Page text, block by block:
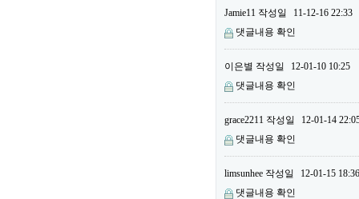
Jamie11 작성일
11-12-16 22:33
댓글내용 확인
이은별 작성일
12-01-10 10:25
댓글내용 확인
grace2211 작성일
12-01-14
댓글내용 확인
limsunhee 작성일
12-01-15 18:36
댓글내용 확인